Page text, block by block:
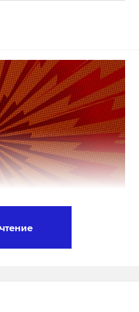
объявили из-за
процессе».
вMAX. Он
интернет.
,ДзениVK.
Telegram